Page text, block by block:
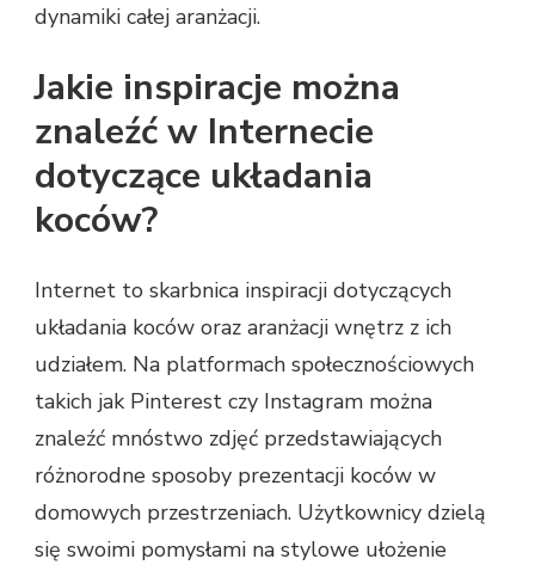
dynamiki całej aranżacji.
Jakie inspiracje można
znaleźć w Internecie
dotyczące układania
koców?
Internet to skarbnica inspiracji dotyczących
układania koców oraz aranżacji wnętrz z ich
udziałem. Na platformach społecznościowych
takich jak Pinterest czy Instagram można
znaleźć mnóstwo zdjęć przedstawiających
różnorodne sposoby prezentacji koców w
domowych przestrzeniach. Użytkownicy dzielą
się swoimi pomysłami na stylowe ułożenie